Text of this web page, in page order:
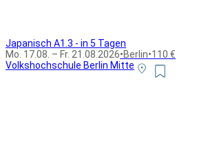
Japanisch A1.3 - in 5 Tagen
Mo. 17.08. – Fr. 21.08.2026•Berlin•110 €
Volkshochschule Berlin Mitte